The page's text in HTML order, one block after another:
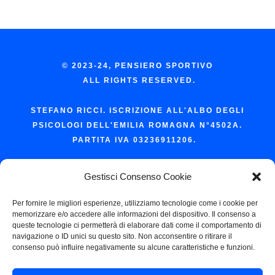
Gestisci Consenso Cookie
Per fornire le migliori esperienze, utilizziamo tecnologie come i cookie per
memorizzare e/o accedere alle informazioni del dispositivo. Il consenso a
queste tecnologie ci permetterà di elaborare dati come il comportamento di
navigazione o ID unici su questo sito. Non acconsentire o ritirare il
consenso può influire negativamente su alcune caratteristiche e funzioni.
© 2023-24, PENSIERO SPORTIVO
ALL RIGHTS RESERVED.
STEFANO RICCI. ISCRIZIONE ALL'ALBO DEGLI
PSICOLOGI DELL'EMILIA ROMAGNA N°4502A.
PARTITA IVA 03236911206.
COOKIE POLICY
Contatti
STEFANORICCI@OUTLOOK.IT